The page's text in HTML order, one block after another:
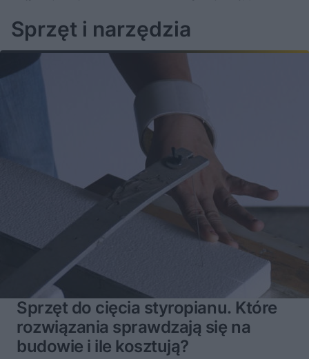
Sprzęt i narzędzia
Sprzęt do cięcia styropianu. Które
rozwiązania sprawdzają się na
budowie i ile kosztują?